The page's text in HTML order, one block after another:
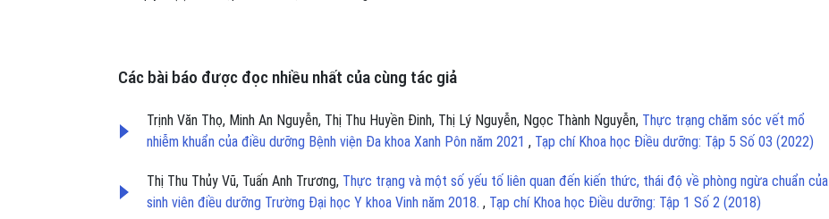
Các bài báo được đọc nhiều nhất của cùng tác giả
Trịnh Văn Thọ, Minh An Nguyễn, Thị Thu Huyền Đinh, Thị Lý Nguyễn, Ngọc Thành Nguyễn, Thực trạng chăm sóc vết mổ
nhiễm khuẩn của điều dưỡng Bệnh viện Đa khoa Xanh Pôn năm 2021 , Tạp chí Khoa học Điều dưỡng: Tập 5 Số 03 (2022)
Thị Thu Thủy Vũ, Tuấn Anh Trương, Thực trạng và một số yếu tố liên quan đến kiến thức, thái độ về phòng ngừa chuẩn của
sinh viên điều dưỡng Trường Đại học Y khoa Vinh năm 2018. , Tạp chí Khoa học Điều dưỡng: Tập 1 Số 2 (2018)